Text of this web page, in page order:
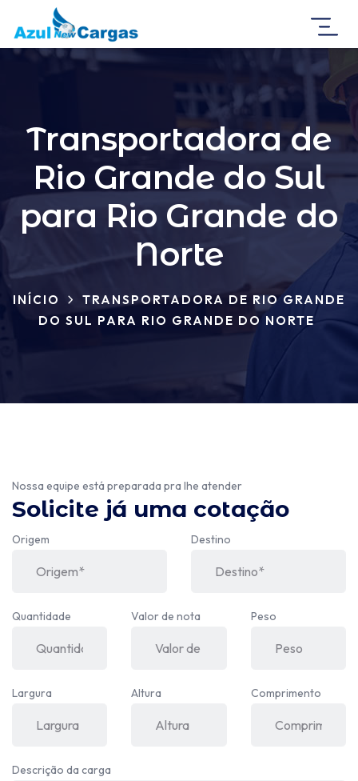
Transportadora de
Rio Grande do Sul
para Rio Grande do
Norte
INÍCIO
TRANSPORTADORA DE RIO GRANDE
DO SUL PARA RIO GRANDE DO NORTE
Nossa equipe está preparada pra lhe atender
Solicite já uma cotação
Origem Destino
Quantidade Valor de nota Peso
Largura Altura Comprimento
Descrição da carga